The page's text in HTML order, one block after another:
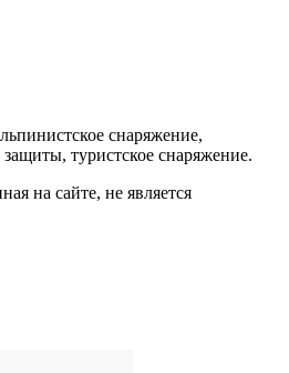
снаряжение,
туристское снаряжение.
на сайте, не является